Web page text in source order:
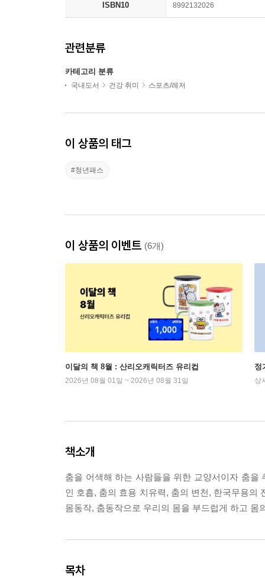
ISBN10 8992132026
관련분류
카테고리 분류
국내도서 건강 취미 스포츠/레저
이 상품의 태그
#청년패스
이 상품의 이벤트 (6개)
이달의 책 8월 : 산리오캐릭터즈 유리컵
2026년 08월 01일 ~ 2026년 08월 31일
정
상
책소개
춤을 어색해 하는 사람들을 위한 교양서이자 춤
인 호흡, 춤의 효용 치유력, 춤의 변천, 한국무용의
몸동작, 춤동작으로 우리의 몸을 부드럽게 하고
목차